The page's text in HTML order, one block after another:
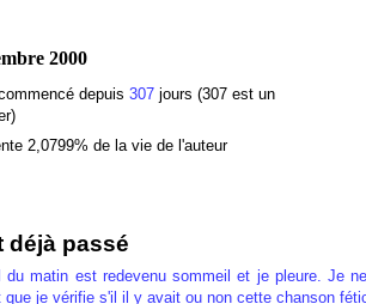
2000
depuis 307jours (307 est un
2,0799% de la vie de l'auteur
déjà passé
du matin est redevenu sommeil et je pleure. Je
que je vérifie s'il il y avait ou non cette chanson